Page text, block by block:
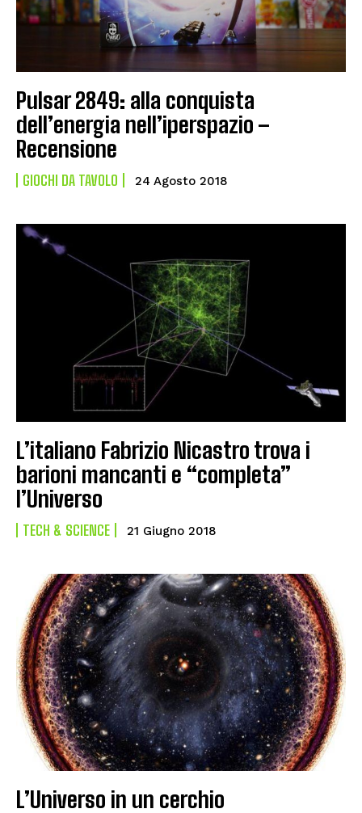
Pulsar 2849: alla conquista
dell’energia nell’iperspazio –
Recensione
GIOCHI DA TAVOLO 24 Agosto 2018
L’italiano Fabrizio Nicastro trova i
barioni mancanti e “completa”
l’Universo
TECH & SCIENCE 21 Giugno 2018
L’Universo in un cerchio